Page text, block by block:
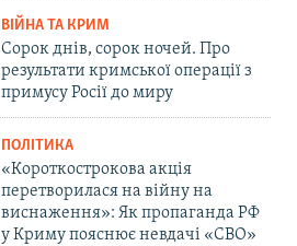
ВІЙНА ТА КРИМ
Сорок днів, сорок ночей. Про
результати кримської операції з
примусу Росії до миру
ПОЛІТИКА
«Короткострокова акція
перетворилася на війну на
виснаження»: Як пропаганда РФ
у Криму пояснює невдачі «СВО»